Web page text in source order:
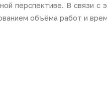
перспективе. В связи с
объёма работ и